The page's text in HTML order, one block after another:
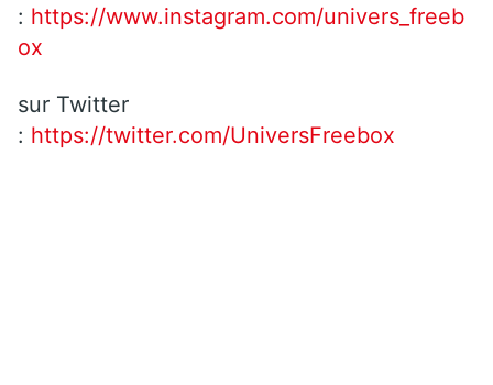
: https://www.instagram.com/univers_freeb
ox
sur Twitter
: https://twitter.com/UniversFreebox